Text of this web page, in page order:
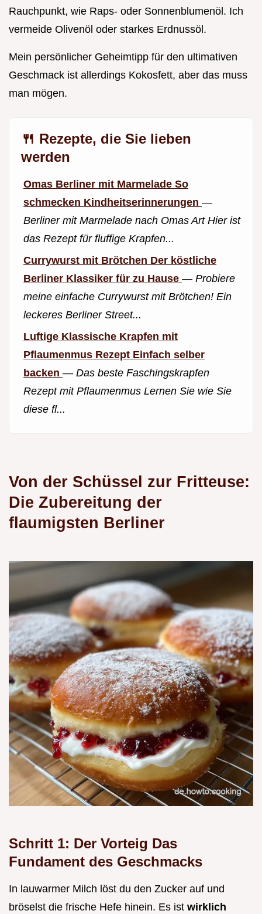
Rauchpunkt, wie Raps- oder Sonnenblumenöl. Ich
vermeide Olivenöl oder starkes Erdnussöl.
Mein persönlicher Geheimtipp für den ultimativen
Geschmack ist allerdings Kokosfett, aber das muss
man mögen.
🍴 Rezepte, die Sie lieben
werden
Omas Berliner mit Marmelade So
schmecken Kindheitserinnerungen —
Berliner mit Marmelade nach Omas Art Hier ist
das Rezept für fluffige Krapfen...
Currywurst mit Brötchen Der köstliche
Berliner Klassiker für zu Hause — Probiere
meine einfache Currywurst mit Brötchen! Ein
leckeres Berliner Street...
Luftige Klassische Krapfen mit
Pflaumenmus Rezept Einfach selber
backen — Das beste Faschingskrapfen
Rezept mit Pflaumenmus Lernen Sie wie Sie
diese fl...
Von der Schüssel zur Fritteuse:
Die Zubereitung der
flaumigsten Berliner
Schritt 1: Der Vorteig Das
Fundament des Geschmacks
In lauwarmer Milch löst du den Zucker auf und
bröselst die frische Hefe hinein. Es ist wirklich